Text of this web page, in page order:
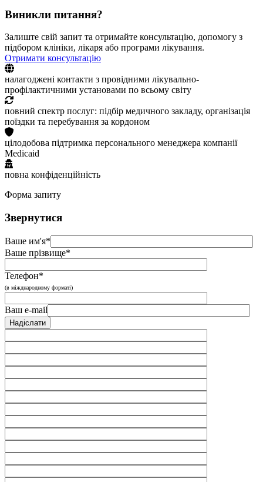
Виникли питання?
Залиште свій запит та отримайте консультацію, допомогу з
підбором клініки, лікаря або програми лікування.
Отримати консультацію
налагоджені контакти з провідними лікувально-
профілактичними установами по всьому світу
повний спектр послуг: підбір медичного закладу, організація
поїздки та перебування за кордоном
цілодобова підтримка персонального менеджера компанії
Medicaid
повна конфіденційність
Форма запиту
Звернутися
Ваше им'я*
Ваше прізвище*
Телефон*
(в міжднародному форматі)
Ваш e-mail